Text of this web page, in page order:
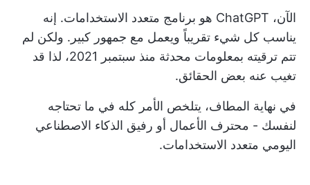
الآن، ChatGPT هو برنامج متعدد الاستخدامات. إنه
يناسب كل شيء تقريباً ويعمل مع جمهور كبير. ولكن لم
تتم ترقيته بمعلومات محدثة منذ سبتمبر 2021، لذا قد
تغيب عنه بعض الحقائق.
في نهاية المطاف، يتلخص الأمر كله في ما تحتاجه
لنفسك - محترف الأعمال أو رفيق الذكاء الاصطناعي
اليومي متعدد الاستخدامات.